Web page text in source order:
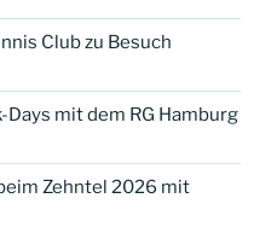
Club zu Besuch
Days mit dem RG Hamburg
Zehntel 2026 mit